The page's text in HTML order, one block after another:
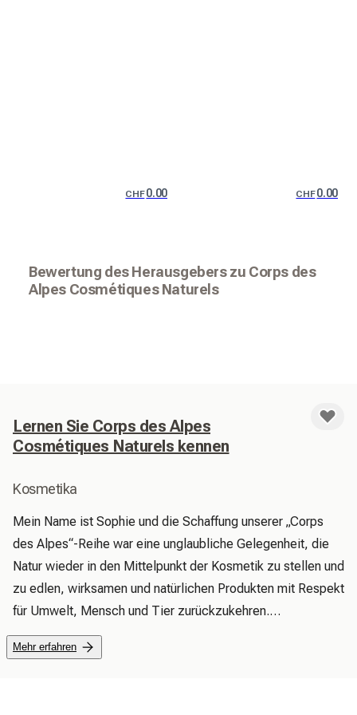
CHF0.00 CHF0.00
Bewertung des Herausgebers zu Corps des
Alpes Cosmétiques Naturels
Lernen Sie Corps des Alpes
Cosmétiques Naturels kennen
Kosmetika
Mein Name ist Sophie und die Schaffung unserer „Corps
des Alpes“-Reihe war eine unglaubliche Gelegenheit, die
Natur wieder in den Mittelpunkt der Kosmetik zu stellen und
zu edlen, wirksamen und natürlichen Produkten mit Respekt
für Umwelt, Mensch und Tier zurückzukehren.
Wir achten auf die Qualität unserer Inhaltsstoffe aus der
Natur, die für Sie und unsere Umwelt unbedenklich sind.
Mehr erfahren